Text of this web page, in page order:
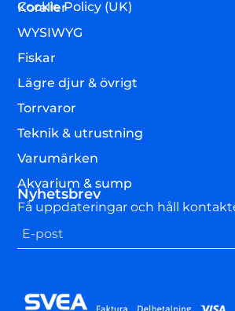
Cookie Policy (UK)
Koraller
WYSIWYG
Fiskar
Lägre djur & övrigt
Torrvaror
Teknik & utrustning
Varumärken
Akvarium & sump
Nyhetsbrev
Få uppdateringar och håll